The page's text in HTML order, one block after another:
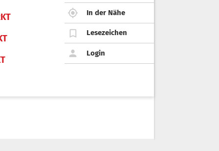
In der Nähe
Lesezeichen
Login